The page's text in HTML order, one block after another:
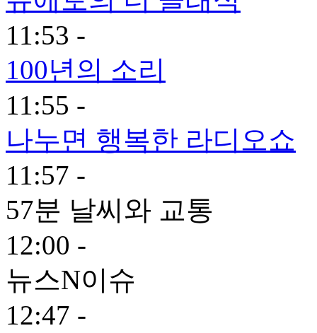
11:53 -
100년의 소리
11:55 -
나누면 행복한 라디오쇼
11:57 -
57분 날씨와 교통
12:00 -
뉴스N이슈
12:47 -